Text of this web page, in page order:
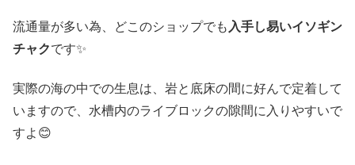
流通量が多い為、どこのショップでも 入手し易いイソギン
チャクです✨
実際の海の中での生息は、岩と底床の間に好んで定着して
いますので、水槽内のライブロックの隙間に入りやすいで
すよ😊